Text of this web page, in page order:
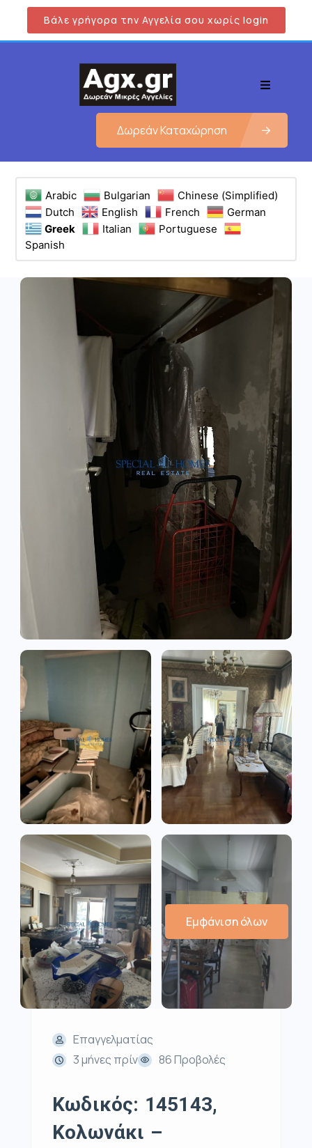
Βάλε γρήγορα την Αγγελία σου χωρίς login
Δωρεάν Καταχώρηση
Arabic Bulgarian
Chinese (Simplified)
Dutch
English French
German
Greek
Italian
Portuguese
Spanish
Εμφάνιση όλων
Επαγγελματίας
3 μήνες πρίν
86 Προβολές
Κωδικός: 145143,
Κολωνάκι –